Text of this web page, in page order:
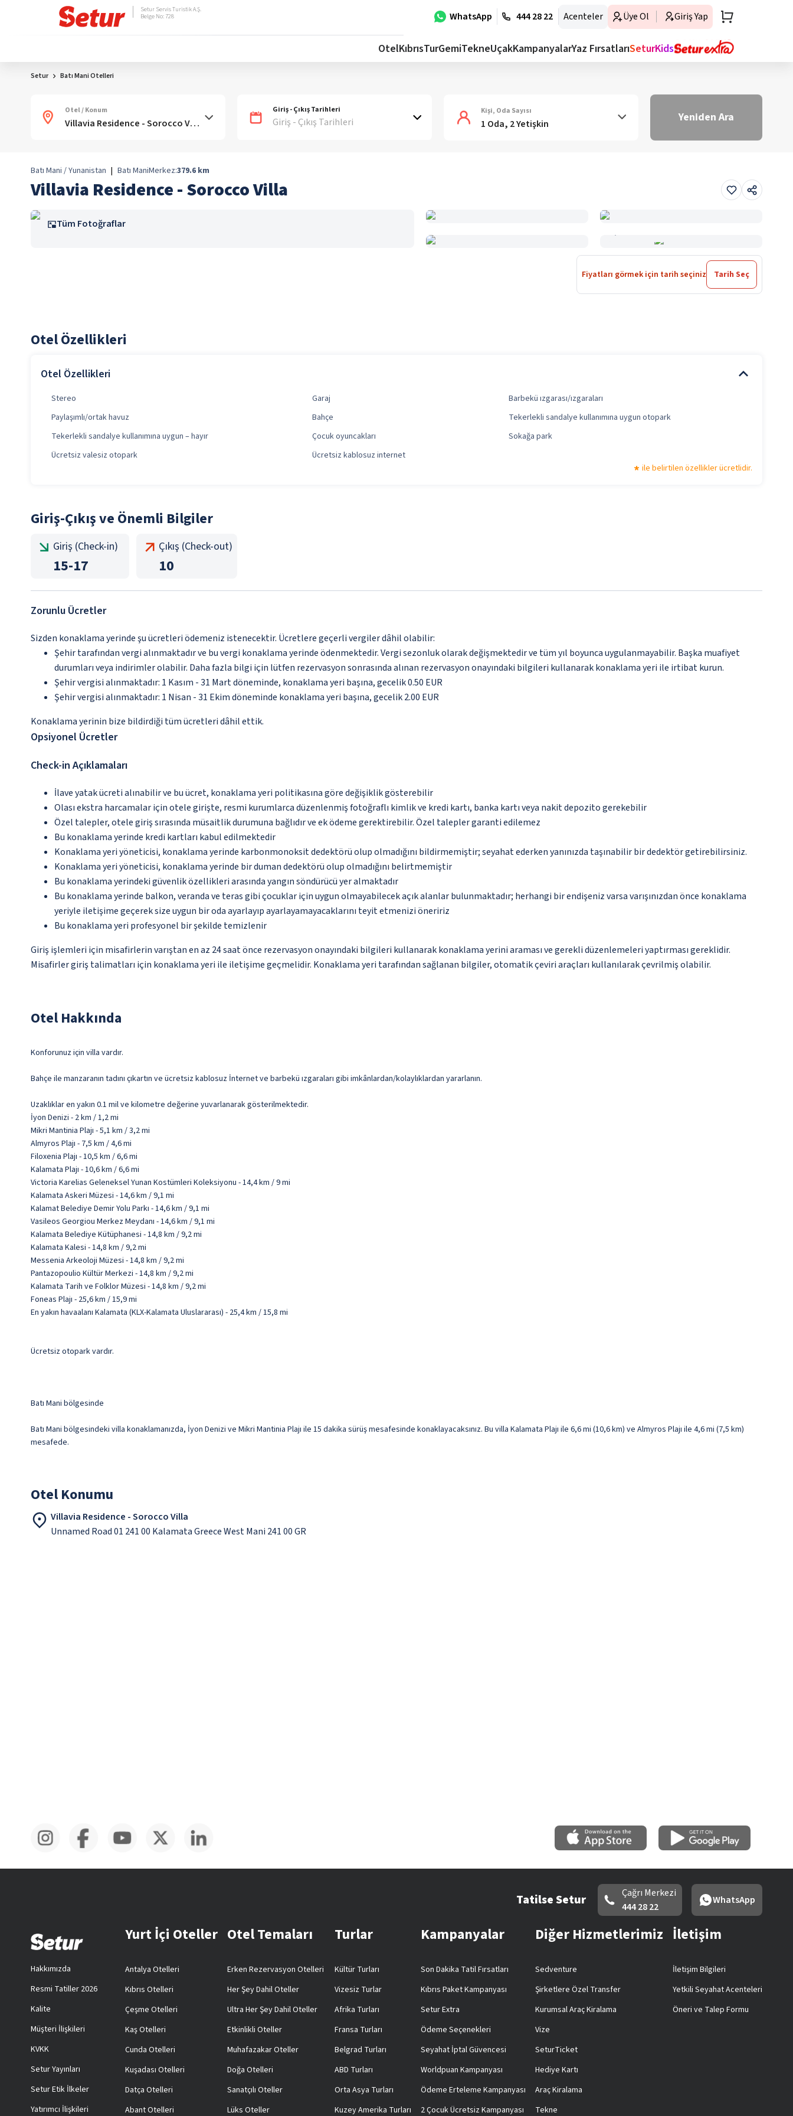
WhatsApp 444 28 22 Acenteler Üye Ol Giriş Yap
Setur Servis Turistik A.Ş.
Belge No: 728
OtelKıbrısTurGemiTekneUçakKampanyalarYaz FırsatlarıSeturKids
Setur Batı Mani Otelleri
Otel / Konum Giriş - Çıkış Tarihleri
Giriş - Çıkış Tarihleri
Kişi, Oda Sayısı
1 Oda, 2 Yetişkin Yeniden Ara
Batı Mani / Yunanistan | Batı ManiMerkez:379.6 km
Villavia Residence - Sorocco Villa
Tüm Fotoğraflar
Fiyatları görmek için tarih seçiniz Tarih Seç
Otel Özellikleri
Otel Özellikleri
Stereo Garaj
Barbekü ızgarası/ızgaraları
Paylaşımlı/ortak havuz
Bahçe
Tekerlekli sandalye kullanımına uygun otopark
Tekerlekli sandalye kullanımına uygun – hayır
Çocuk oyuncakları
Sokağa park
Ücretsiz valesiz otopark
Ücretsiz kablosuz internet
ile belirtilen özellikler ücretlidir.
Giriş-Çıkış ve Önemli Bilgiler
Giriş (Check-in)
15-17
Çıkış (Check-out)
10
Zorunlu Ücretler
Sizden konaklama yerinde şu ücretleri ödemeniz istenecektir. Ücretlere geçerli vergiler dâhil olabilir:
Şehir tarafından vergi alınmaktadır ve bu vergi konaklama yerinde ödenmektedir. Vergi sezonluk olarak değişmektedir ve tüm yıl boyunca uygulanmayabilir. Başka muafiyet
durumları veya indirimler olabilir. Daha fazla bilgi için lütfen rezervasyon sonrasında alınan rezervasyon onayındaki bilgileri kullanarak konaklama yeri ile irtibat kurun.
Şehir vergisi alınmaktadır: 1 Kasım - 31 Mart döneminde, konaklama yeri başına, gecelik 0.50 EUR
Şehir vergisi alınmaktadır: 1 Nisan - 31 Ekim döneminde konaklama yeri başına, gecelik 2.00 EUR
Konaklama yerinin bize bildirdiği tüm ücretleri dâhil ettik.
Opsiyonel Ücretler
Check-in Açıklamaları
İlave yatak ücreti alınabilir ve bu ücret, konaklama yeri politikasına göre değişiklik gösterebilir
Olası ekstra harcamalar için otele girişte, resmi kurumlarca düzenlenmiş fotoğraflı kimlik ve kredi kartı, banka kartı veya nakit depozito gerekebilir
Özel talepler, otele giriş sırasında müsaitlik durumuna bağlıdır ve ek ödeme gerektirebilir. Özel talepler garanti edilemez
Bu konaklama yerinde kredi kartları kabul edilmektedir
Konaklama yeri yöneticisi, konaklama yerinde karbonmonoksit dedektörü olup olmadığını bildirmemiştir; seyahat ederken yanınızda taşınabilir bir dedektör getirebilirsiniz.
Konaklama yeri yöneticisi, konaklama yerinde bir duman dedektörü olup olmadığını belirtmemiştir
Bu konaklama yerindeki güvenlik özellikleri arasında yangın söndürücü yer almaktadır
Bu konaklama yerinde balkon, veranda ve teras gibi çocuklar için uygun olmayabilecek açık alanlar bulunmaktadır; herhangi bir endişeniz varsa varışınızdan önce konaklama
yeriyle iletişime geçerek size uygun bir oda ayarlayıp ayarlayamayacaklarını teyit etmenizi öneririz
Bu konaklama yeri profesyonel bir şekilde temizlenir
Giriş işlemleri için misafirlerin varıştan en az 24 saat önce rezervasyon onayındaki bilgileri kullanarak konaklama yerini araması ve gerekli düzenlemeleri yaptırması gereklidir.
Misafirler giriş talimatları için konaklama yeri ile iletişime geçmelidir. Konaklama yeri tarafından sağlanan bilgiler, otomatik çeviri araçları kullanılarak çevrilmiş olabilir.
Otel Hakkında
Konforunuz için villa vardır.
Bahçe ile manzaranın tadını çıkartın ve ücretsiz kablosuz İnternet ve barbekü ızgaraları gibi imkânlardan/kolaylıklardan yararlanın.
Uzaklıklar en yakın 0.1 mil ve kilometre değerine yuvarlanarak gösterilmektedir.
İyon Denizi - 2 km / 1,2 mi
Mikri Mantinia Plajı - 5,1 km / 3,2 mi
Almyros Plajı - 7,5 km / 4,6 mi
Filoxenia Plajı - 10,5 km / 6,6 mi
Kalamata Plajı - 10,6 km / 6,6 mi
Victoria Karelias Geleneksel Yunan Kostümleri Koleksiyonu - 14,4 km / 9 mi
Kalamata Askeri Müzesi - 14,6 km / 9,1 mi
Kalamat Belediye Demir Yolu Parkı - 14,6 km / 9,1 mi
Vasileos Georgiou Merkez Meydanı - 14,6 km / 9,1 mi
Kalamata Belediye Kütüphanesi - 14,8 km / 9,2 mi
Kalamata Kalesi - 14,8 km / 9,2 mi
Messenia Arkeoloji Müzesi - 14,8 km / 9,2 mi
Pantazopoulio Kültür Merkezi - 14,8 km / 9,2 mi
Kalamata Tarih ve Folklor Müzesi - 14,8 km / 9,2 mi
Foneas Plajı - 25,6 km / 15,9 mi
En yakın havaalanı Kalamata (KLX-Kalamata Uluslararası) - 25,4 km / 15,8 mi
Ücretsiz otopark vardır.
Batı Mani bölgesinde
Batı Mani bölgesindeki villa konaklamanızda, İyon Denizi ve Mikri Mantinia Plajı ile 15 dakika sürüş mesafesinde konaklayacaksınız. Bu villa Kalamata Plajı ile 6,6 mi (10,6 km) ve Almyros Plajı ile 4,6 mi (7,5 km)
mesafede.
Otel Konumu
Villavia Residence - Sorocco Villa
Unnamed Road 01 241 00 Kalamata Greece West Mani 241 00 GR
Tatilse Setur
Çağrı Merkezi
444 28 22
WhatsApp
Hakkımızda
Resmi Tatiller 2026
Kalite
Müşteri İlişkileri
KVKK
Setur Yayınları
Setur Etik İlkeler
Yatırımcı İlişkileri
Yurt İçi Oteller
Antalya Otelleri
Kıbrıs Otelleri
Çeşme Otelleri
Kaş Otelleri
Cunda Otelleri
Kuşadası Otelleri
Datça Otelleri
Abant Otelleri
Otel Temaları
Erken Rezervasyon Otelleri
Her Şey Dahil Oteller
Ultra Her Şey Dahil Oteller
Etkinlikli Oteller
Muhafazakar Oteller
Doğa Otelleri
Sanatçılı Oteller
Lüks Oteller
Turlar
Kültür Turları
Vizesiz Turlar
Afrika Turları
Fransa Turları
Belgrad Turları
ABD Turları
Orta Asya Turları
Kuzey Amerika Turları
Kampanyalar
Son Dakika Tatil Fırsatları
Kıbrıs Paket Kampanyası
Setur Extra
Ödeme Seçenekleri
Seyahat İptal Güvencesi
Worldpuan Kampanyası
Ödeme Erteleme Kampanyası
2 Çocuk Ücretsiz Kampanyası
Diğer Hizmetlerimiz
Sedventure
Şirketlere Özel Transfer
Kurumsal Araç Kiralama
Vize
SeturTicket
Hediye Kartı
Araç Kiralama
Tekne
İletişim
İletişim Bilgileri
Yetkili Seyahat Acenteleri
Öneri ve Talep Formu